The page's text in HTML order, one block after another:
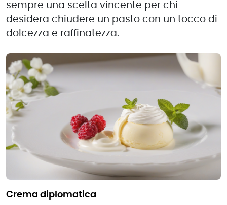
sempre una scelta vincente per chi
desidera chiudere un pasto con un tocco di
dolcezza e raffinatezza.
crema diplomatica